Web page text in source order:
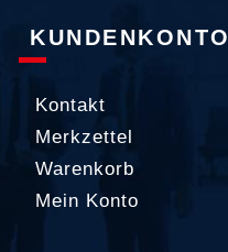
KUNDENKONTO
Kontakt
Merkzettel
Warenkorb
Mein Konto